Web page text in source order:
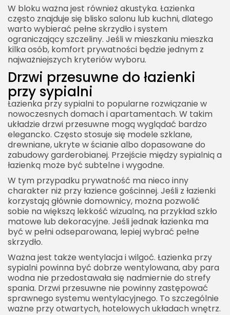
2026 Akademia Internetu Wszelkie prawa
zastrzeżone. Treści umieszczone na stronie
chronione są prawem autorskim.
W bloku ważna jest również akustyka. Łazienka
często znajduje się blisko salonu lub kuchni, dlatego
warto wybierać pełne skrzydło i system
ograniczający szczeliny. Jeśli w mieszkaniu mieszka
kilka osób, komfort prywatności będzie jednym z
najważniejszych kryteriów wyboru.
Drzwi przesuwne do łazienki
przy sypialni
Łazienka przy sypialni to popularne rozwiązanie w
nowoczesnych domach i apartamentach. W takim
układzie drzwi przesuwne mogą wyglądać bardzo
elegancko. Często stosuje się modele szklane,
drewniane, ukryte w ścianie albo dopasowane do
zabudowy garderobianej. Przejście między sypialnią a
łazienką może być subtelne i wygodne.
W tym przypadku prywatność ma nieco inny
charakter niż przy łazience gościnnej. Jeśli z łazienki
korzystają głównie domownicy, można pozwolić
sobie na większą lekkość wizualną, na przykład szkło
matowe lub dekoracyjne. Jeśli jednak łazienka ma
być w pełni odseparowana, lepiej wybrać pełne
skrzydło.
Ważna jest także wentylacja i wilgoć. Łazienka przy
sypialni powinna być dobrze wentylowana, aby para
wodna nie przedostawała się nadmiernie do strefy
spania. Drzwi przesuwne nie powinny zastępować
sprawnego systemu wentylacyjnego. To szczególnie
ważne przy otwartych, hotelowych układach wnętrz.